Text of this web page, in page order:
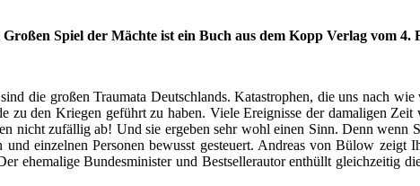
Spiel der Mächte ist ein Buch aus dem Kopp Verlag vom 4.
die großen Traumata Deutschlands. Katastrophen, die uns nach
zu den Kriegen geführt zu haben. Viele Ereignisse der damaligen
nicht zufällig ab! Und sie ergeben sehr wohl einen Sinn. Denn
einzelnen Personen bewusst gesteuert. Andreas von Bülow zeigt
ehemalige Bundesminister und Bestsellerautor enthüllt gleichzeitig